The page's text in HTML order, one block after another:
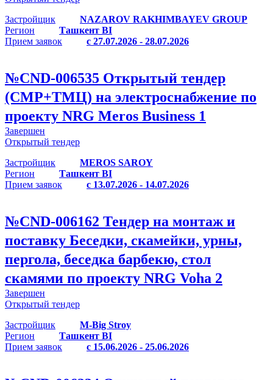
Застройщик
NAZAROV RAKHIMBAYEV GROUP
Регион
Ташкент BI
Прием заявок
с 27.07.2026 - 28.07.2026
№CND-006535 Открытый тендер
(СМР+ТМЦ) на электроснабжение по
проекту NRG Meros Business 1
Завершен
Открытый тендер
Застройщик
MEROS SAROY
Регион
Ташкент BI
Прием заявок
с 13.07.2026 - 14.07.2026
№CND-006162 Тендер на монтаж и
поставку Беседки, скамейки, урны,
пергола, беседка барбекю, стол
скамями по проекту NRG Voha 2
Завершен
Открытый тендер
Застройщик
M-Big Stroy
Регион
Ташкент BI
Прием заявок
с 15.06.2026 - 25.06.2026